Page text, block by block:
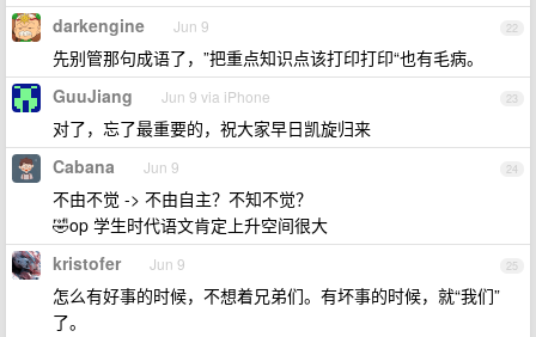
22
darkengine Jun 9
先别管那句成语了，”把重点知识点该打印打印“也有毛病。
23
GuuJiang Jun 9 via iPhone
对了，忘了最重要的，祝大家早日凯旋归来
24
Cabana Jun 9
不由不觉 -> 不由自主？不知不觉？
🤣op 学生时代语文肯定上升空间很大
25
kristofer Jun 9
怎么有好事的时候，不想着兄弟们。有坏事的时候，就“我们”
了。